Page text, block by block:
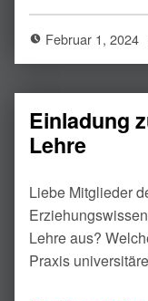
Februar 1, 2024
Einladung
Lehre
Liebe Mitglieder
Lehre aus?
Praxis